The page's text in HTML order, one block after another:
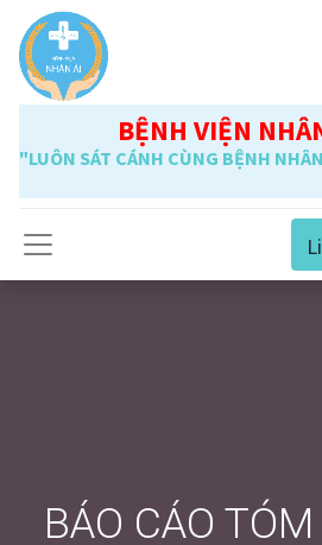
BỆNH VIỆN
"LUÔN SÁT CÁNH CÙNG BỆNH
BÁO CÁO